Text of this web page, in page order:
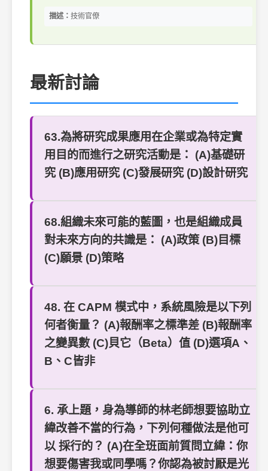
描述： 技術官僚
最新討論
63.為將研究成果應用在企業或為特定實
用目的而進行之研究活動是： (A)基礎研
究 (B)應用研究 (C)發展研究 (D)設計研究
68.組織未來可能的藍圖，也是組織成員
對未來方向的共識是： (A)政策 (B)目標
(C)願景 (D)策略
48. 在 CAPM 模式中，系統風險是以下列
何者衡量？ (A)報酬率之標準差 (B)報酬率
之變異數 (C)貝它（Beta）值 (D)選項A、
B、C皆非
6. 承上題，身為導師的林老師想要協助立
緯改善不當的行為，下列何種做法是他可
以 採行的？ (A)在全班面前質問立緯：你
想要傷害我或同學嗎？你認為被討厭是光